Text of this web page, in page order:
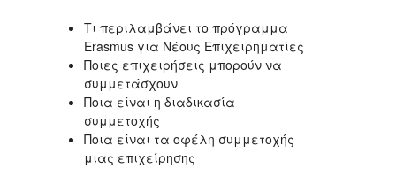
Τι περιλαμβάνει το πρόγραμμα
Erasmus για Νέους Επιχειρηματίες
Ποιες επιχειρήσεις μπορούν να
συμμετάσχουν
Ποια είναι η διαδικασία
συμμετοχής
Ποια είναι τα οφέλη συμμετοχής
μιας επιχείρησης